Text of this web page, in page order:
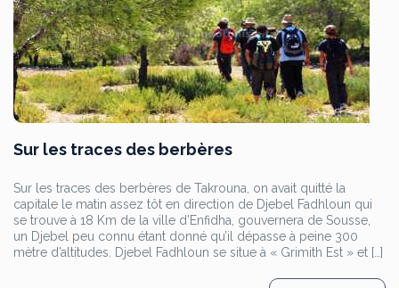
Sur les traces des berbères
Sur les traces des berbères de Takrouna, on avait quitté la
capitale le matin assez tôt en direction de Djebel Fadhloun qui
se trouve à 18 Km de la ville d’Enfidha, gouvernera de Sousse,
un Djebel peu connu étant donné qu’il dépasse à peine 300
mètre d’altitudes. Djebel Fadhloun se situe à « Grimith Est » et […]